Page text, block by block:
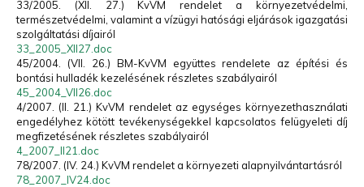
33/2005. (XII. 27.) KvVM rendelet a környezetvédelmi,
természetvédelmi, valamint a vízügyi hatósági eljárások igazgatási
szolgáltatási díjairól
33_2005_XII27.doc
45/2004. (VII. 26.) BM-KvVM együttes rendelete az építési és
bontási hulladék kezelésének részletes szabályairól
45_2004_VII26.doc
4/2007. (II. 21.) KvVM rendelet az egységes környezethasználati
engedélyhez kötött tevékenységekkel kapcsolatos felügyeleti díj
megfizetésének részletes szabályairól
4_2007_II21.doc
78/2007. (IV. 24.) KvVM rendelet a környezeti alapnyilvántartásról
78_2007_IV24.doc